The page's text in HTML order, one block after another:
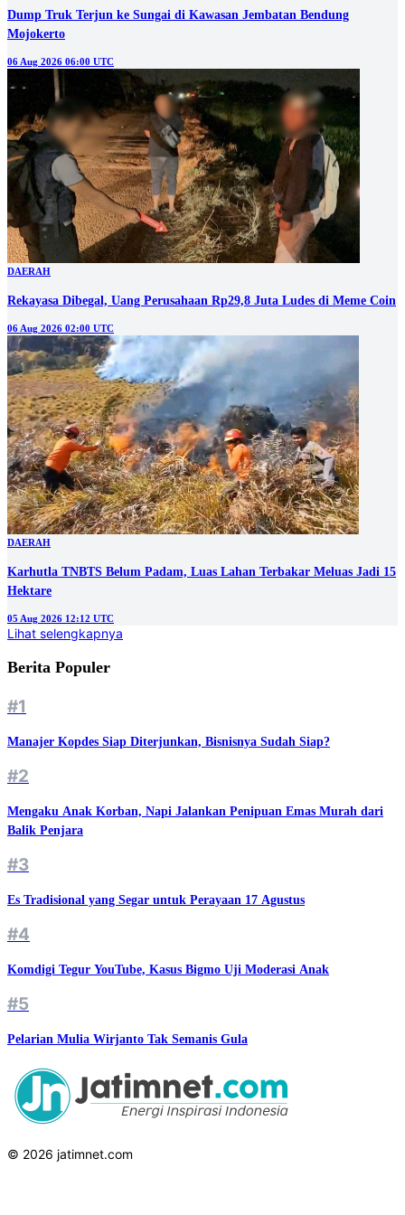
Dump Truk Terjun ke Sungai di Kawasan Jembatan Bendung
Mojokerto
06 Aug 2026 06:00 UTC
DAERAH
Rekayasa Dibegal, Uang Perusahaan Rp29,8 Juta Ludes di Meme Coin
06 Aug 2026 02:00 UTC
DAERAH
Karhutla TNBTS Belum Padam, Luas Lahan Terbakar Meluas Jadi 15
Hektare
05 Aug 2026 12:12 UTC
Lihat selengkapnya
Berita Populer
#1
Manajer Kopdes Siap Diterjunkan, Bisnisnya Sudah Siap?
#2
Mengaku Anak Korban, Napi Jalankan Penipuan Emas Murah dari
Balik Penjara
#3
Es Tradisional yang Segar untuk Perayaan 17 Agustus
#4
Komdigi Tegur YouTube, Kasus Bigmo Uji Moderasi Anak
#5
Pelarian Mulia Wirjanto Tak Semanis Gula
© 2026 jatimnet.com